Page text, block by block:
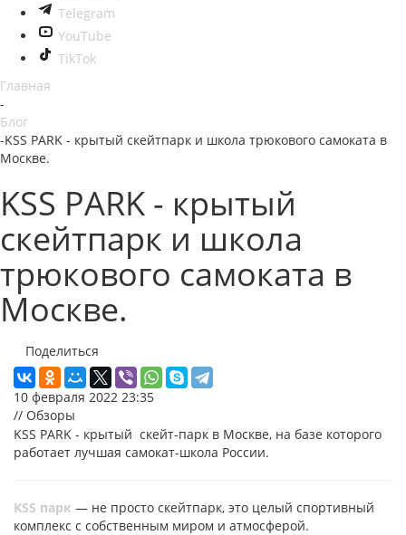
Telegram
YouTube
TikTok
Главная
-
Блог
-KSS PARK - крытый скейтпарк и школа трюкового самоката в
Москве.
KSS PARK - крытый
скейтпарк и школа
трюкового самоката в
Москве.
Поделиться
10 февраля 2022 23:35
// Обзоры
KSS PARK - крытый скейт-парк в Москве, на базе которого
работает лучшая самокат-школа России.
KSS парк — не просто скейтпарк, это целый спортивный
комплекс с собственным миром и атмосферой.